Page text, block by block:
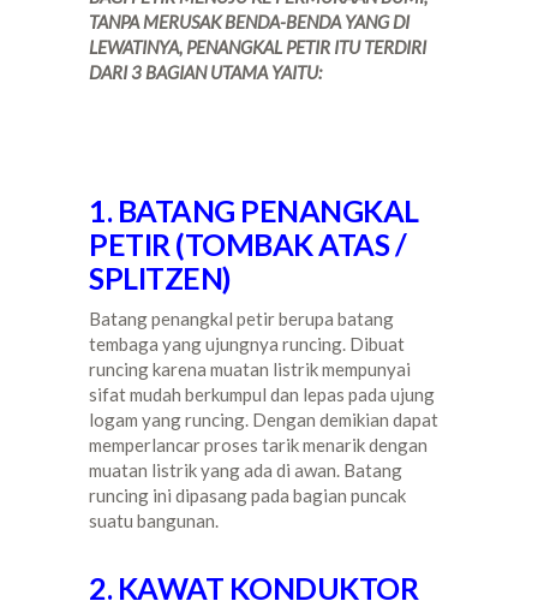
TANPA MERUSAK BENDA-BENDA YANG DI
LEWATINYA, PENANGKAL PETIR ITU TERDIRI
DARI 3 BAGIAN UTAMA YAITU:
1. BATANG PENANGKAL
PETIR (TOMBAK ATAS /
SPLITZEN)
Batang penangkal petir berupa batang
tembaga yang ujungnya runcing. Dibuat
runcing karena muatan listrik mempunyai
sifat mudah berkumpul dan lepas pada ujung
logam yang runcing. Dengan demikian dapat
memperlancar proses tarik menarik dengan
muatan listrik yang ada di awan. Batang
runcing ini dipasang pada bagian puncak
suatu bangunan.
2. KAWAT KONDUKTOR